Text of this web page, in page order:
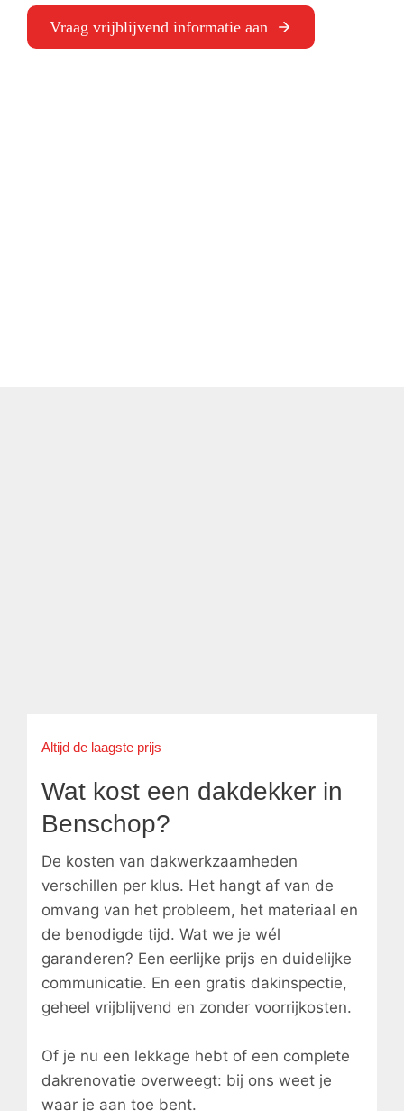
Vraag vrijblijvend informatie aan
Altijd de laagste prijs
Wat kost een dakdekker in
Benschop?
De kosten van dakwerkzaamheden
verschillen per klus. Het hangt af van de
omvang van het probleem, het materiaal en
de benodigde tijd. Wat we je wél
garanderen? Een eerlijke prijs en duidelijke
communicatie. En een gratis dakinspectie,
geheel vrijblijvend en zonder voorrijkosten.
Of je nu een lekkage hebt of een complete
dakrenovatie overweegt: bij ons weet je
waar je aan toe bent.